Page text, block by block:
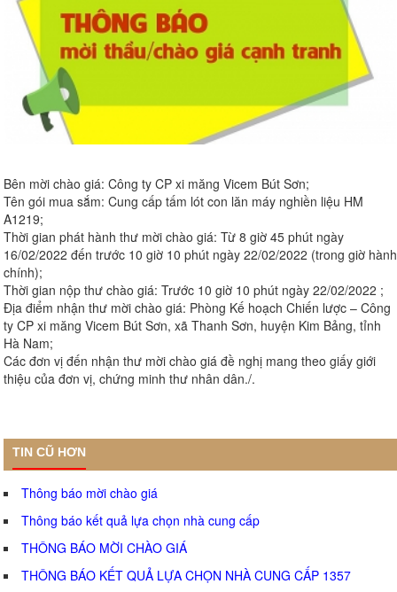
Bên mời chào giá: Công ty CP xi măng Vicem Bút Sơn;
Tên gói mua sắm: Cung cấp tấm lót con lăn máy nghiền liệu HM
A1219;
Thời gian phát hành thư mời chào giá: Từ 8 giờ 45 phút ngày
16/02/2022 đến trước 10 giờ 10 phút ngày 22/02/2022 (trong giờ hành
chính);
Thời gian nộp thư chào giá: Trước 10 giờ 10 phút ngày 22/02/2022 ;
Địa điểm nhận thư mời chào giá: Phòng Kế hoạch Chiến lược – Công
ty CP xi măng Vicem Bút Sơn, xã Thanh Sơn, huyện Kim Bảng, tỉnh
Hà Nam;
Các đơn vị đến nhận thư mời chào giá đề nghị mang theo giấy giới
thiệu của đơn vị, chứng minh thư nhân dân./.
TIN CŨ HƠN
Thông báo mời chào giá
Thông báo kết quả lựa chọn nhà cung cấp
THÔNG BÁO MỜI CHÀO GIÁ
THÔNG BÁO KẾT QUẢ LỰA CHỌN NHÀ CUNG CẤP 1357